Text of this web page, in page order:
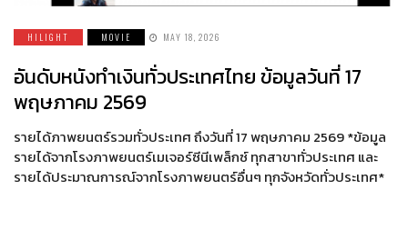
HILIGHT MOVIE MAY 18, 2026
อันดับหนังทำเงินทั่วประเทศไทย ข้อมูลวันที่ 17
พฤษภาคม 2569
รายได้ภาพยนตร์รวมทั่วประเทศ ถึงวันที่ 17 พฤษภาคม 2569 *ข้อมูล
รายได้จากโรงภาพยนตร์เมเจอร์ซีนีเพล็กซ์ ทุกสาขาทั่วประเทศ และ
รายได้ประมาณการณ์จากโรงภาพยนตร์อื่นๆ ทุกจังหวัดทั่วประเทศ*